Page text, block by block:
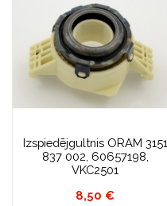
Izspiedējgultnis ORAM 3151
837 002, 60657198,
VKC2501
8,50 €